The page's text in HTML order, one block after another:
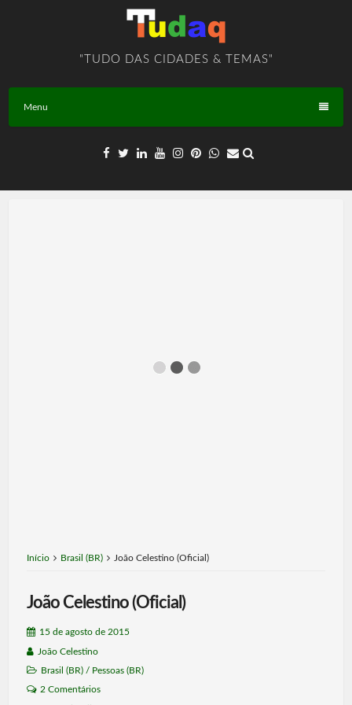
"TUDO DAS CIDADES & TEMAS"
Menu
Início Brasil (BR) João Celestino (Oficial)
João Celestino (Oficial)
15 de agosto de 2015
João Celestino
Brasil (BR)/ Pessoas (BR)
2 Comentários